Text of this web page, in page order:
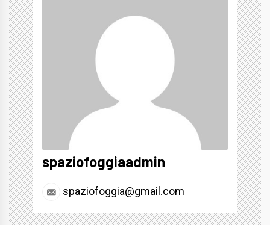
spaziofoggiaadmin
spaziofoggia@gmail.com